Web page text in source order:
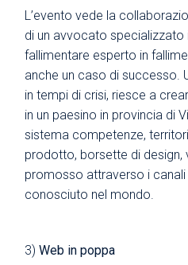
L’evento vede la
di un avvocato specializzato
fallimentare esperto in
anche un caso di successo.
in tempi di crisi, riesce a
in un paesino in provincia di
sistema competenze,
prodotto, borsette di design,
promosso attraverso i
conosciuto nel mondo.
3)Web in poppa